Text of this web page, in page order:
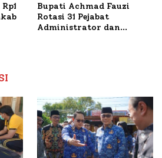
Bupati Achmad Fauzi
Rotasi 31 Pejabat
Administrator dan